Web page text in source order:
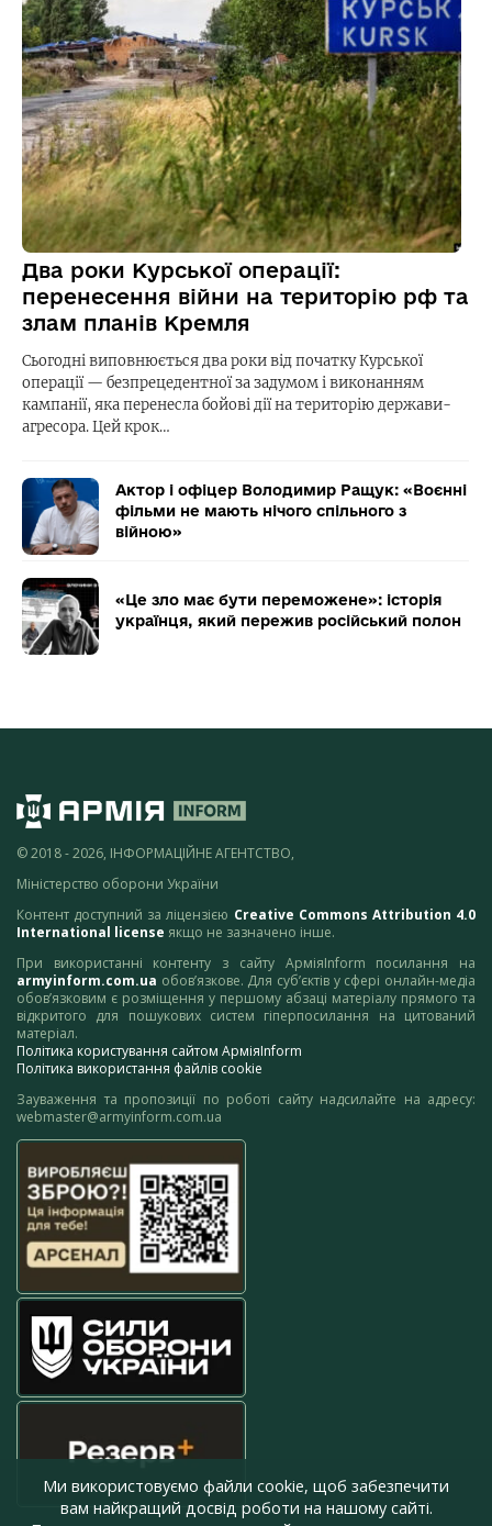
Два роки Курської операції:
перенесення війни на територію рф та
злам планів Кремля
Сьогодні виповнюється два роки від початку Курської
операції — безпрецедентної за задумом і виконанням
кампанії, яка перенесла бойові дії на територію держави-
агресора. Цей крок…
Актор і офіцер Володимир Ращук: «Воєнні
фільми не мають нічого спільного з
війною»
«Це зло має бути переможене»: історія
українця, який пережив російський полон
© 2018 - 2026, ІНФОРМАЦІЙНЕ АГЕНТСТВО,
Міністерство оборони України
Контент доступний за ліцензією Creative Commons Attribution 4.0
International license якщо не зазначено інше.
При використанні контенту з сайту АрміяInform посилання на
armyinform.com.ua обов’язкове. Для суб’єктів у сфері онлайн-медіа
обов’язковим є розміщення у першому абзаці матеріалу прямого та
відкритого для пошукових систем гіперпосилання на цитований
матеріал.
Політика користування сайтом АрміяInform
Політика використання файлів cookie
Зауваження та пропозиції по роботі сайту надсилайте на адресу:
webmaster@armyinform.com.ua
Ми використовуємо файли cookie, щоб забезпечити
вам найкращий досвід роботи на нашому сайті.